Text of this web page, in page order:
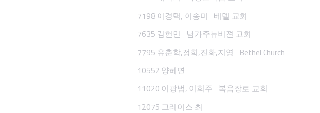
7198 이경택, 이송미 베델 교회
7635 김헌민 남가주뉴비젼 교회
7795 유춘학,정희,진화,지영 Bethel Church
10552 양혜연
11020 이광범, 이희주 복음장로 교회
12075 그레이스 최